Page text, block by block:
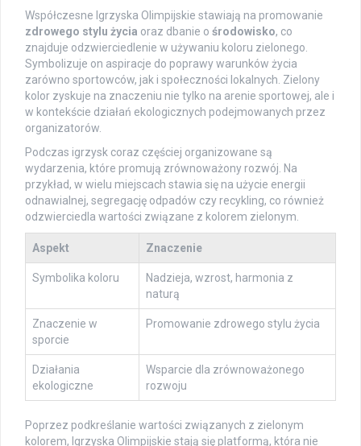
Współczesne Igrzyska Olimpijskie stawiają na promowanie
zdrowego stylu życia oraz dbanie o środowisko, co
znajduje odzwierciedlenie w używaniu koloru zielonego.
Symbolizuje on aspiracje do poprawy warunków życia
zarówno sportowców, jak i społeczności lokalnych. Zielony
kolor zyskuje na znaczeniu nie tylko na arenie sportowej, ale i
w kontekście działań ekologicznych podejmowanych przez
organizatorów.
Podczas igrzysk coraz częściej organizowane są
wydarzenia, które promują zrównoważony rozwój. Na
przykład, w wielu miejscach stawia się na użycie energii
odnawialnej, segregację odpadów czy recykling, co również
odzwierciedla wartości związane z kolorem zielonym.
Aspekt Znaczenie
Symbolika koloru
Nadzieja, wzrost, harmonia z
naturą
Znaczenie w
sporcie
Promowanie zdrowego stylu życia
Działania
ekologiczne
Wsparcie dla zrównoważonego
rozwoju
Poprzez podkreślanie wartości związanych z zielonym
kolorem, Igrzyska Olimpijskie stają się platformą, która nie